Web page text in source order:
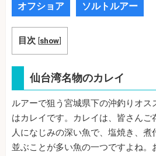
オフショア ソルトルアー
目次 [show]
仙台湾名物のカレイ
ルアーで狙う宮城県下の沖釣りオス
はカレイです。カレイは、皆さんご
人になじみの深い魚で、塩焼き、
並ぶことが多い魚の一つですよね。